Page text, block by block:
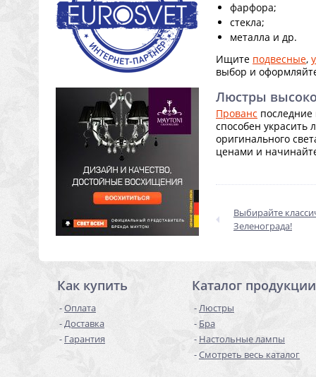
фарфора;
стекла;
металла и др.
Ищите подвесные,
выбор и
Люстры
Прованс
способен украсить
оригинального
ценами и
Выбирайте
Зеленограда!
Как купить
Оплата
Доставка
Гарантия
Каталог продукции
Люстры
Бра
Настольные лампы
Смотреть весь каталог